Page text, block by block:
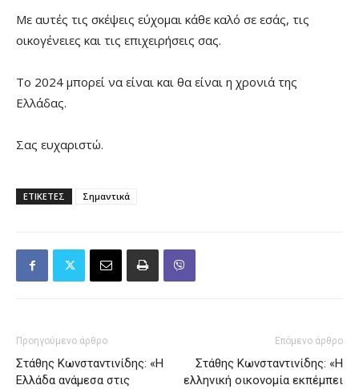
Με αυτές τις σκέψεις εύχομαι κάθε καλό σε εσάς, τις
οικογένειες και τις επιχειρήσεις σας.
Το 2024 μπορεί να είναι και θα είναι η χρονιά της
Ελλάδας.
Σας ευχαριστώ.
ΕΤΙΚΕΤΕΣ Σημαντικά
Προηγούμενο άρθρο
Στάθης Κωνσταντινίδης: «Η
Ελλάδα ανάμεσα στις
Επόμενο άρθρο
Στάθης Κωνσταντινίδης: «Η
ελληνική οικονομία εκπέμπει